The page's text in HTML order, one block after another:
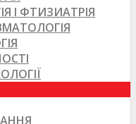
І ФТИЗИАТРІЯ